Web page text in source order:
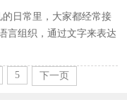
日常里，大家都经常接
言组织，通过文字来表达
对写作文...
5
下一页